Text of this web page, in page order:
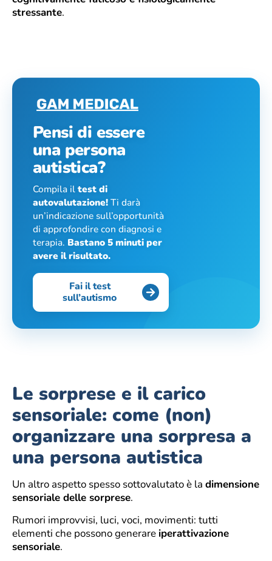
stressante.
Pensi di essere
una persona
autistica?
Compila iltest di
autovalutazione!Ti darà
un’indicazione sull’opportunità
di approfondire con diagnosi e
terapia. Bastano 5 minuti per
avere il risultato.
Fai il test
sull’autismo
Le sorprese e il carico
sensoriale: come (non)
organizzare una sorpresa a
una persona autistica
Un altro aspetto spesso sottovalutato è la dimensione
sensoriale delle sorprese.
Rumori improvvisi, luci, voci, movimenti: tutti
elementi che possono generare iperattivazione
sensoriale.